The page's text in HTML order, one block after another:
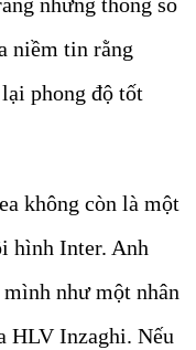
niềm tin rằng
phong độ tốt
không còn là một
hình Inter. Anh
như một nhân
HLV Inzaghi. Nếu